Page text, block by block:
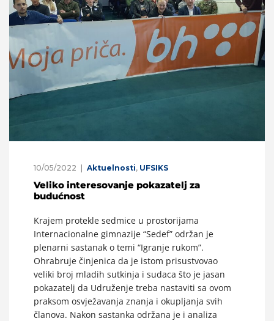
10/05/2022 Aktuelnosti, UFSIKS
Veliko interesovanje pokazatelj za
budućnost
Krajem protekle sedmice u prostorijama
Internacionalne gimnazije “Sedef” održan je
plenarni sastanak o temi “Igranje rukom”.
Ohrabruje činjenica da je istom prisustvovao
veliki broj mladih sutkinja i sudaca što je jasan
pokazatelj da Udruženje treba nastaviti sa ovom
praksom osvježavanja znanja i okupljanja svih
članova. Nakon sastanka održana je i analiza